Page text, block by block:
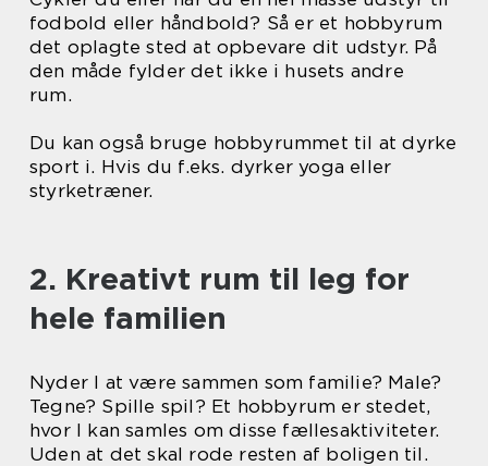
fodbold eller håndbold? Så er et hobbyrum
det oplagte sted at opbevare dit udstyr. På
den måde fylder det ikke i husets andre
rum.
Du kan også bruge hobbyrummet til at dyrke
sport i. Hvis du f.eks. dyrker yoga eller
styrketræner.
2. Kreativt rum til leg for
hele familien
Nyder I at være sammen som familie? Male?
Tegne? Spille spil? Et hobbyrum er stedet,
hvor I kan samles om disse fællesaktiviteter.
Uden at det skal rode resten af boligen til.